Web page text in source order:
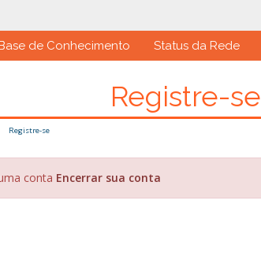
de Conhecimento Status da Rede
Registre-se
Registre-se
conta Encerrar sua conta